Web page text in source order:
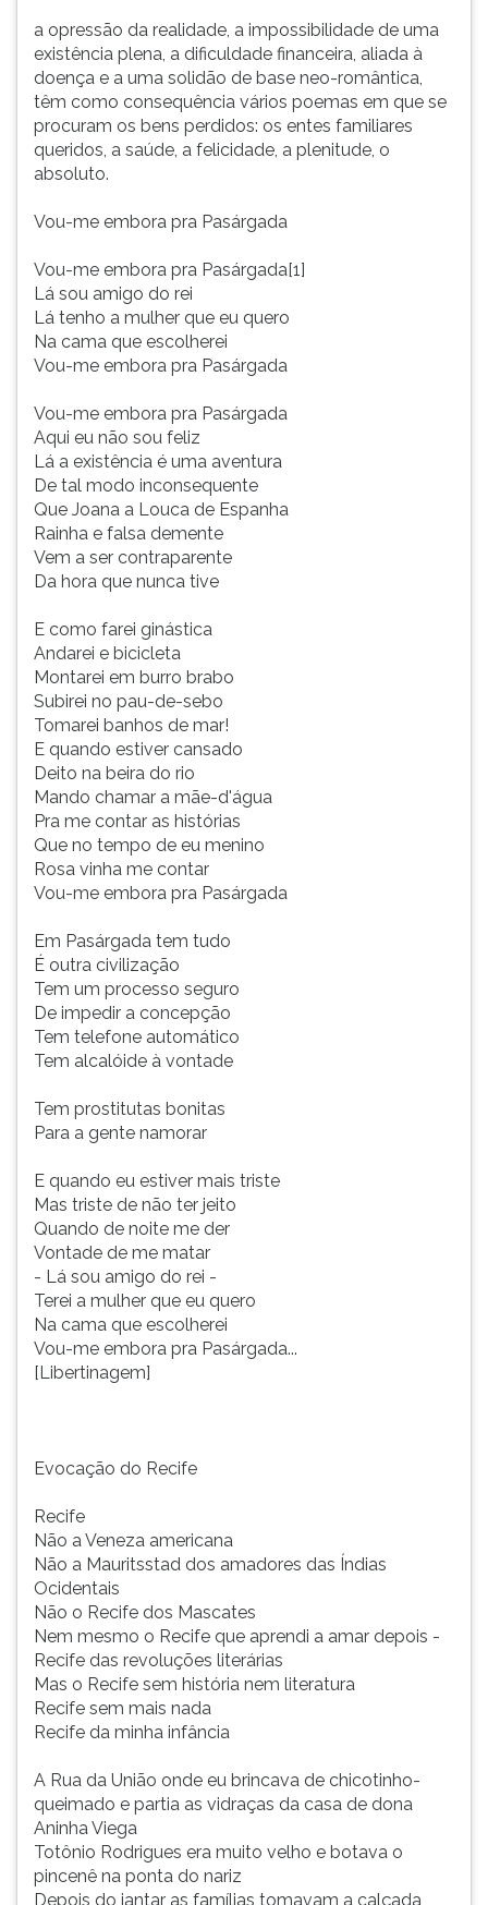
a opressão da realidade, a impossibilidade de uma
existência plena, a dificuldade financeira, aliada à
doença e a uma solidão de base neo-romântica,
têm como consequência vários poemas em que se
procuram os bens perdidos: os entes familiares
queridos, a saúde, a felicidade, a plenitude, o
absoluto.
Vou-me embora pra Pasárgada
Vou-me embora pra Pasárgada[1]
Lá sou amigo do rei
Lá tenho a mulher que eu quero
Na cama que escolherei
Vou-me embora pra Pasárgada
Vou-me embora pra Pasárgada
Aqui eu não sou feliz
Lá a existência é uma aventura
De tal modo inconsequente
Que Joana a Louca de Espanha
Rainha e falsa demente
Vem a ser contraparente
Da hora que nunca tive
E como farei ginástica
Andarei e bicicleta
Montarei em burro brabo
Subirei no pau-de-sebo
Tomarei banhos de mar!
E quando estiver cansado
Deito na beira do rio
Mando chamar a mãe-d'água
Pra me contar as histórias
Que no tempo de eu menino
Rosa vinha me contar
Vou-me embora pra Pasárgada
Em Pasárgada tem tudo
É outra civilização
Tem um processo seguro
De impedir a concepção
Tem telefone automático
Tem alcalóide à vontade
Tem prostitutas bonitas
Para a gente namorar
E quando eu estiver mais triste
Mas triste de não ter jeito
Quando de noite me der
Vontade de me matar
- Lá sou amigo do rei -
Terei a mulher que eu quero
Na cama que escolherei
Vou-me embora pra Pasárgada...
[Libertinagem]
Evocação do Recife
Recife
Não a Veneza americana
Não a Mauritsstad dos amadores das Índias
Ocidentais
Não o Recife dos Mascates
Nem mesmo o Recife que aprendi a amar depois -
Recife das revoluções literárias
Mas o Recife sem história nem literatura
Recife sem mais nada
Recife da minha infância
A Rua da União onde eu brincava de chicotinho-
queimado e partia as vidraças da casa de dona
Aninha Viega
Totônio Rodrigues era muito velho e botava o
pincenê na ponta do nariz
Depois do jantar as famílias tomavam a calçada